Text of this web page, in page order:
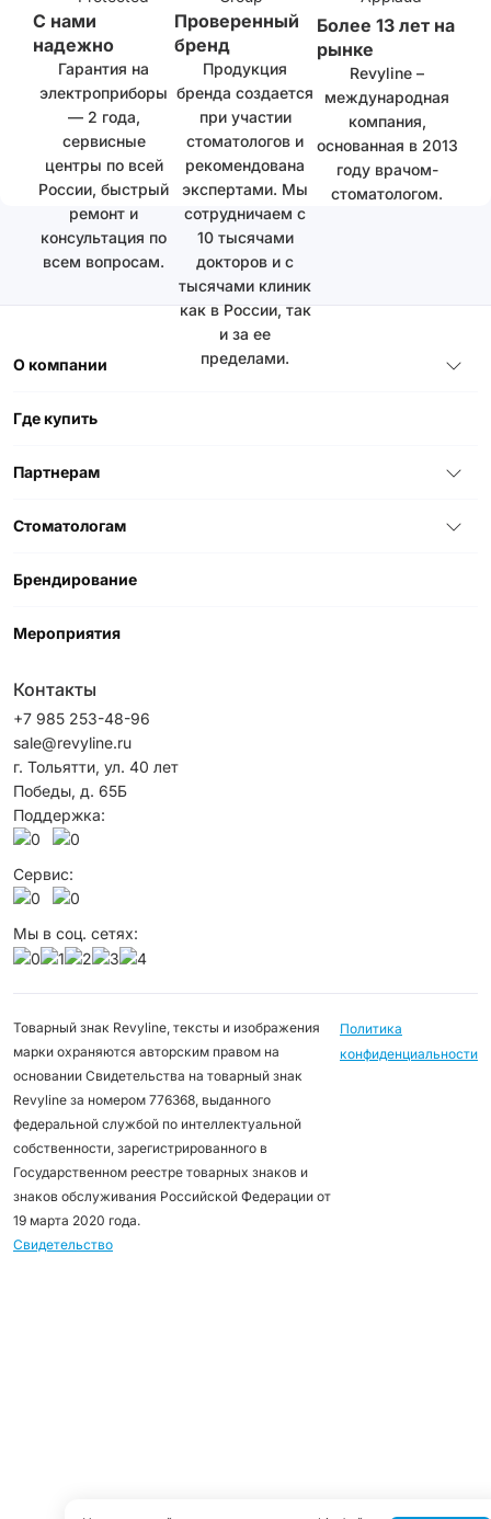
С нами
надежно
Гарантия на
электроприборы
— 2 года,
сервисные
центры по всей
России, быстрый
ремонт и
консультация по
всем вопросам.
Проверенный
бренд
Продукция
бренда создается
при участии
стоматологов и
рекомендована
экспертами. Мы
сотрудничаем с
10 тысячами
докторов и с
тысячами клиник
как в России, так
и за ее
пределами.
Более 13 лет на
рынке
Revyline –
международная
компания,
основанная в 2013
году врачом-
стоматологом.
О компании
Где купить
Партнерам
Стоматологам
Брендирование
Мероприятия
Контакты
+7 985 253-48-96
sale@revyline.ru
г. Тольятти, ул. 40 лет
Победы, д. 65Б
Поддержка:
Сервис:
Мы в соц. сетях:
Товарный знак Revyline, тексты и изображения
марки охраняются авторским правом на
основании Свидетельства на товарный знак
Revyline за номером 776368, выданного
федеральной службой по интеллектуальной
собственности, зарегистрированного в
Государственном реестре товарных знаков и
знаков обслуживания Российской Федерации от
19 марта 2020 года.
Свидетельство
Политика
конфиденциальности